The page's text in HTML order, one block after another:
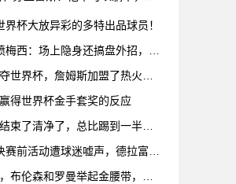
杯大放异彩的多特出品球员！
得世界杯金手套奖的反应